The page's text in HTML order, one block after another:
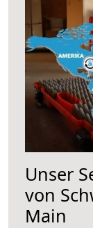
Unser
von
Main